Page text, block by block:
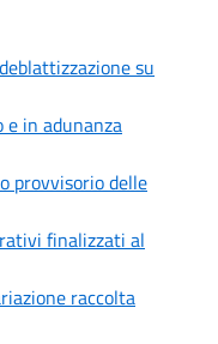
su
e in adunanza
provvisorio delle
finalizzati al
raccolta